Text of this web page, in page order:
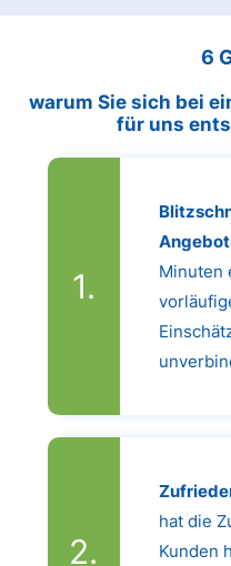
6
warum Sie sich bei
für uns
Minuten
hat die
Kunden